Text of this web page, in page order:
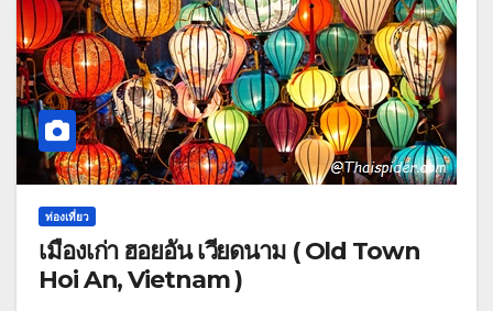
ท่องเที่ยว
เมืองเก่า ฮอยอัน เวียดนาม ( Old Town
Hoi An, Vietnam )